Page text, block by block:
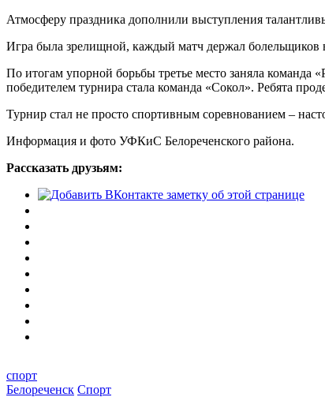
Атмосферу праздника дополнили выступления
Игра была зрелищной, каждый матч держал болельщиков
По итогам упорной борьбы третье место заняла команда
победителем турнира стала команда «Сокол». Ребята
Турнир стал не просто спортивным соревнованием –
Информация и фото УФКиС Белореченского района.
Рассказать друзьям:
спорт
Белореченск Спорт